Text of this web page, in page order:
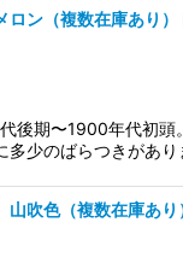
ロン（複数在庫あり）
後期〜1900年代初頭
多少のばらつきがあ
吹色（複数在庫あり